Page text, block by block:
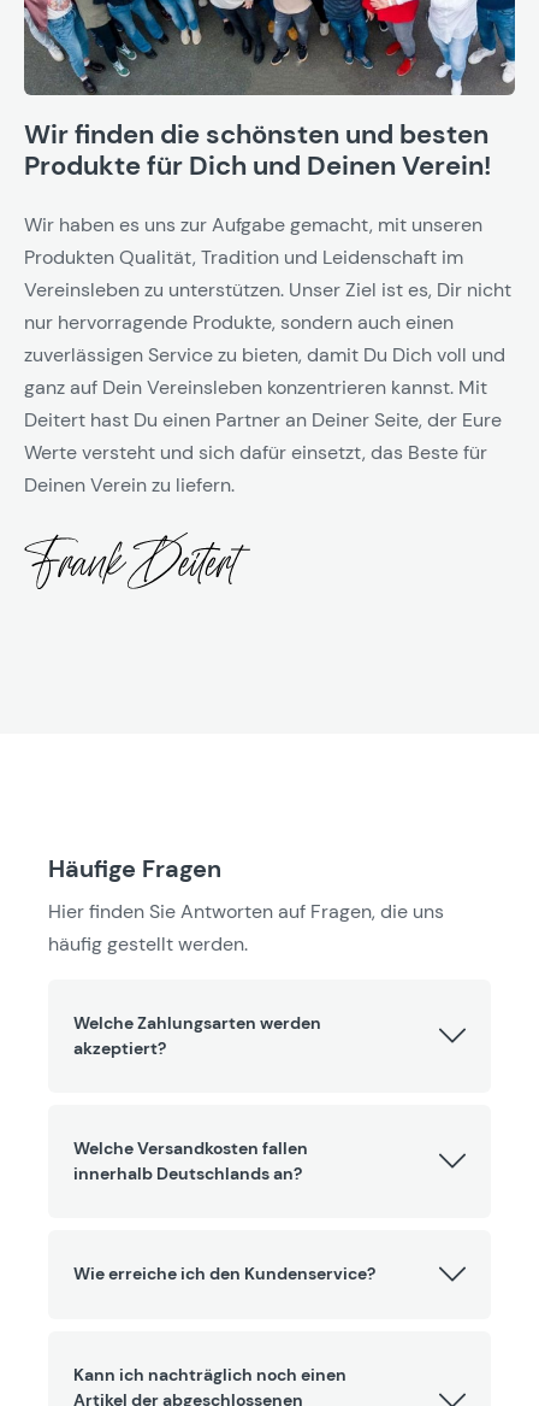
Wir finden die schönsten und besten
Produkte für Dich und Deinen Verein!
Wir haben es uns zur Aufgabe gemacht, mit unseren
Produkten Qualität, Tradition und Leidenschaft im
Vereinsleben zu unterstützen. Unser Ziel ist es, Dir nicht
nur hervorragende Produkte, sondern auch einen
zuverlässigen Service zu bieten, damit Du Dich voll und
ganz auf Dein Vereinsleben konzentrieren kannst. Mit
Deitert hast Du einen Partner an Deiner Seite, der Eure
Werte versteht und sich dafür einsetzt, das Beste für
Deinen Verein zu liefern.
Häufige Fragen
Hier finden Sie Antworten auf Fragen, die uns
häufig gestellt werden.
Welche Zahlungsarten werden
akzeptiert?
Welche Versandkosten fallen
innerhalb Deutschlands an?
Wie erreiche ich den Kundenservice?
Kann ich nachträglich noch einen
Artikel der abgeschlossenen